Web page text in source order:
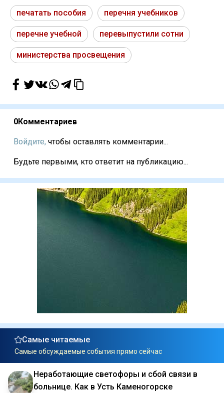
печатать пособия перечня учебников
перечне учебной перевыпустили сотни
министерства просвещения
0Комментариев
Войдите, чтобы оставлять комментарии...
Будьте первыми, кто ответит на публикацию...
Самые читаемые
Самые обсуждаемые события прямо сейчас
Неработающие светофоры и сбой связи в
больнице. Как в Усть Каменогорске